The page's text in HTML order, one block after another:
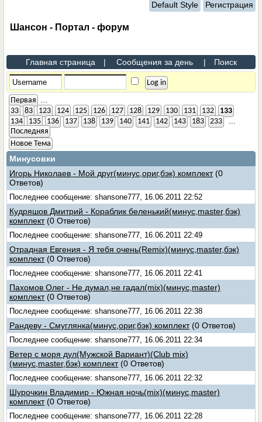
Default Style Регистрация
Шансон - Портал - форум
Главная страница | Сообщения за день | Поиск
Первая
33 83 123 124 125 126 127 128 129 130 131 132
133
134
135 136 137 138 139 140 141 142 143 183 233
Последняя
Новое Тема
Минусовки
Игорь Николаев - Мой друг(минус,ориг,бэк) комплект (0
Ответов)
Последнее сообщение: shansone777, 16.06.2011 22:52
Кудряшов Дмитрий - Кораблик беленький(минус,master,бэк)
комплект (0 Ответов)
Последнее сообщение: shansone777, 16.06.2011 22:49
Отрадная Евгения - Я тебя очень(Remix)(минус,master,бэк)
комплект (0 Ответов)
Последнее сообщение: shansone777, 16.06.2011 22:41
Пахомов Олег - Не думал,не гадал(mix)(минус,master)
комплект (0 Ответов)
Последнее сообщение: shansone777, 16.06.2011 22:38
Рандеву - Смуглянка(минус,ориг,бэк) комплект (0 Ответов)
Последнее сообщение: shansone777, 16.06.2011 22:34
Ветер с моря дул(Мужской Вариант)(Club mix)
(минус,master,бэк) комплект (0 Ответов)
Последнее сообщение: shansone777, 16.06.2011 22:32
Шурочкин Владимир - Южная ночь(mix)(минус,master)
комплект (0 Ответов)
Последнее сообщение: shansone777, 16.06.2011 22:28